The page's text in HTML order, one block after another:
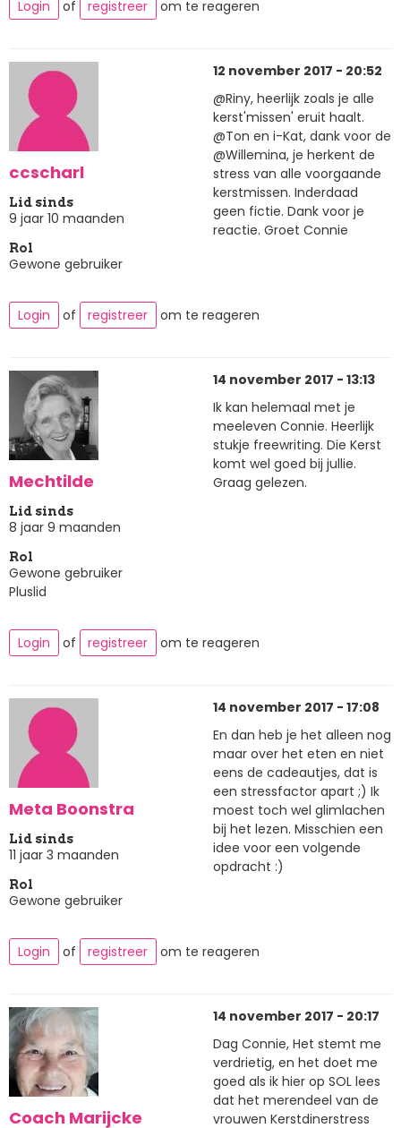
Login of registreer om te reageren
ccscharl
Lid sinds
9 jaar 10 maanden
Rol
Gewone gebruiker
12 november 2017 - 20:52
@Riny, heerlijk zoals je alle
kerst'missen' eruit haalt.
@Ton en i-Kat, dank voor de
@Willemina, je herkent de
stress van alle voorgaande
kerstmissen. Inderdaad
geen fictie. Dank voor je
reactie. Groet Connie
Login of registreer om te reageren
Mechtilde
Lid sinds
8 jaar 9 maanden
Rol
Gewone gebruiker
Pluslid
14 november 2017 - 13:13
Ik kan helemaal met je
meeleven Connie. Heerlijk
stukje freewriting. Die Kerst
komt wel goed bij jullie.
Graag gelezen.
Login of registreer om te reageren
Meta Boonstra
Lid sinds
11 jaar 3 maanden
Rol
Gewone gebruiker
14 november 2017 - 17:08
En dan heb je het alleen nog
maar over het eten en niet
eens de cadeautjes, dat is
een stressfactor apart ;) Ik
moest toch wel glimlachen
bij het lezen. Misschien een
idee voor een volgende
opdracht :)
Login of registreer om te reageren
Coach Marijcke
14 november 2017 - 20:17
Dag Connie, Het stemt me
verdrietig, en het doet me
goed als ik hier op SOL lees
dat het merendeel van de
vrouwen Kerstdinerstress